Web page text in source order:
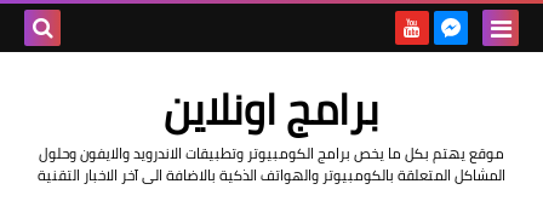
برامج اونلاين
موقع يهتم بكل ما يخص برامج الكومبيوتر وتطبيقات الاندرويد والايفون وحلول
المشاكل المتعلقة بالكومبيوتر والهواتف الذكية بالاضافة الى آخر الاخبار التقنية